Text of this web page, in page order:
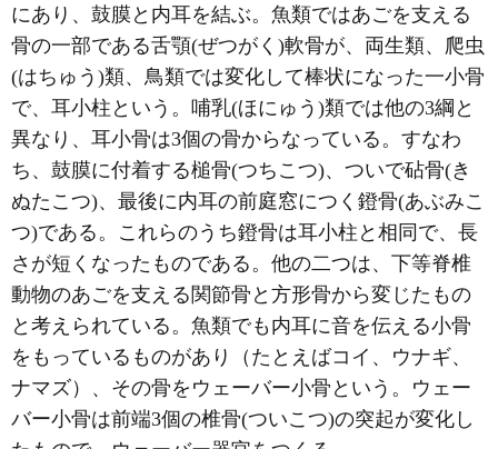
にあり、鼓膜と内耳を結ぶ。魚類ではあごを支える
骨の一部である舌顎(ぜつがく)軟骨が、両生類、爬虫
(はちゅう)類、鳥類では変化して棒状になった一小骨
で、耳小柱という。哺乳(ほにゅう)類では他の3綱と
異なり、耳小骨は3個の骨からなっている。すなわ
ち、鼓膜に付着する槌骨(つちこつ)、ついで砧骨(き
ぬたこつ)、最後に内耳の前庭窓につく鐙骨(あぶみこ
つ)である。これらのうち鐙骨は耳小柱と相同で、長
さが短くなったものである。他の二つは、下等脊椎
動物のあごを支える関節骨と方形骨から変じたもの
と考えられている。魚類でも内耳に音を伝える小骨
をもっているものがあり（たとえばコイ、ウナギ、
ナマズ）、その骨をウェーバー小骨という。ウェー
バー小骨は前端3個の椎骨(ついこつ)の突起が変化し